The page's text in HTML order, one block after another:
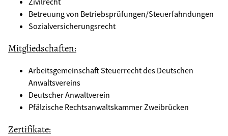
Betreuung von Betriebsprüfungen/Steuerfahndungen
Sozialversicherungsrecht
Mitgliedschaften:
Arbeitsgemeinschaft Steuerrecht des Deutschen
Anwaltsvereins
Deutscher Anwaltverein
Pfälzische Rechtsanwaltskammer Zweibrücken
Zertifikate: